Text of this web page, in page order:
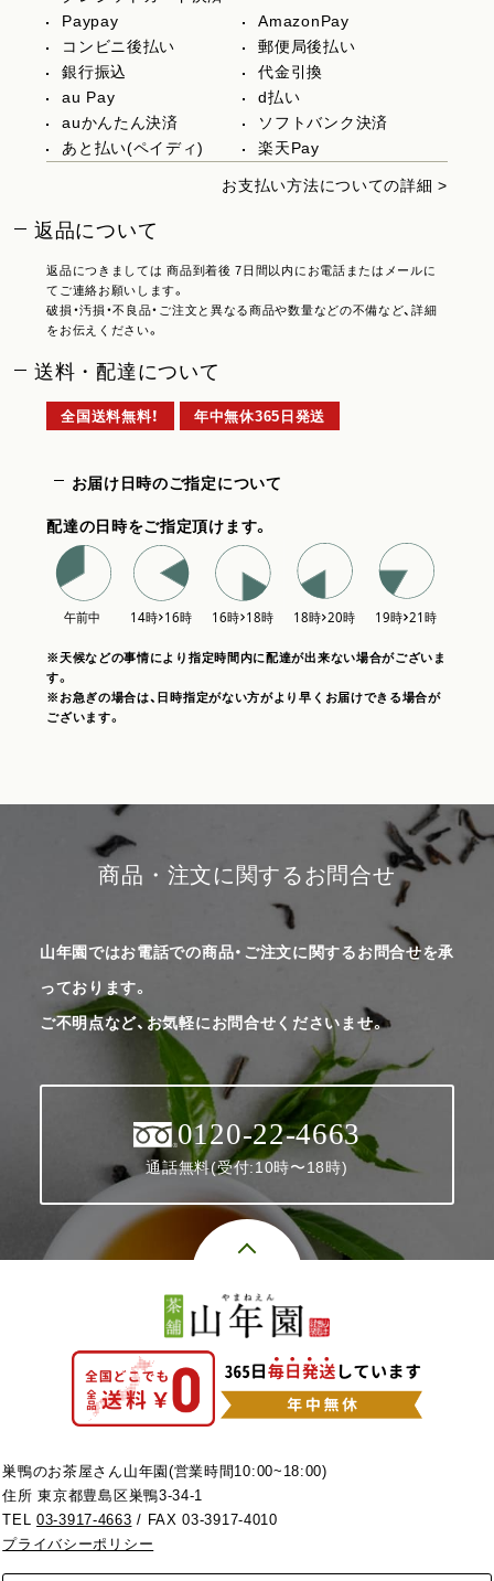
Paypay
AmazonPay
コンビニ後払い
郵便局後払い
銀行振込
代金引換
au Pay
d払い
auかんたん決済
ソフトバンク決済
あと払い(ペイディ)
楽天Pay
お支払い方法についての詳細 >
返品について
返品につきましては 商品到着後 7日間以内にお電話またはメールに
てご連絡お願いします。
破損・汚損・不良品・ご注文と異なる商品や数量などの不備など、詳細
をお伝えください。
送料・配達について
全国送料無料！ 年中無休365日発送
お届け日時のご指定について
配達の日時をご指定頂けます。
※天候などの事情により指定時間内に配達が出来ない場合がございま
す。
※お急ぎの場合は、日時指定がない方がより早くお届けできる場合が
ございます。
商品・注文に関するお問合せ
山年園ではお電話での商品・ご注文に関するお問合せを承
っております。
ご不明点など、お気軽にお問合せくださいませ。
0120-22-4663
通話無料(受付:10時〜18時)
巣鴨のお茶屋さん山年園(営業時間10:00~18:00)
住所 東京都豊島区巣鴨3-34-1
TEL03-3917-4663 / FAX 03-3917-4010
プライバシーポリシー